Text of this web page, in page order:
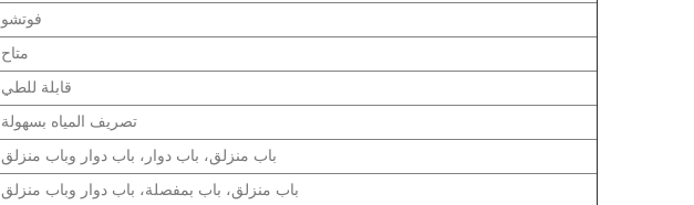
فوتشو
متاح
قابلة للطي
تصريف المياه بسهولة
باب منزلق، باب دوار، باب دوار وباب منزلق
باب منزلق، باب بمفصلة، باب دوار وباب منزلق